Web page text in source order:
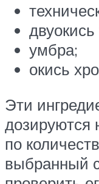
двуокись
умбра;
окись
Эти
дозируются
по
выбранный